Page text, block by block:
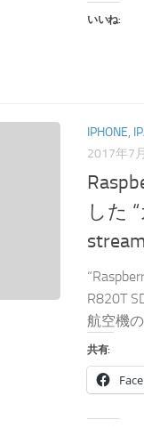
いいね:
IPHONE,
2017年7
した
R820T
航空機の
共有: